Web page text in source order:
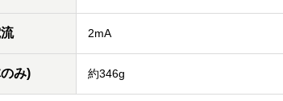
2mA
み) 約346g